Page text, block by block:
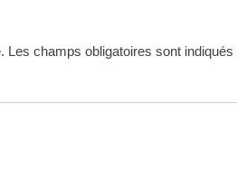
Les champs obligatoires sont indiqués